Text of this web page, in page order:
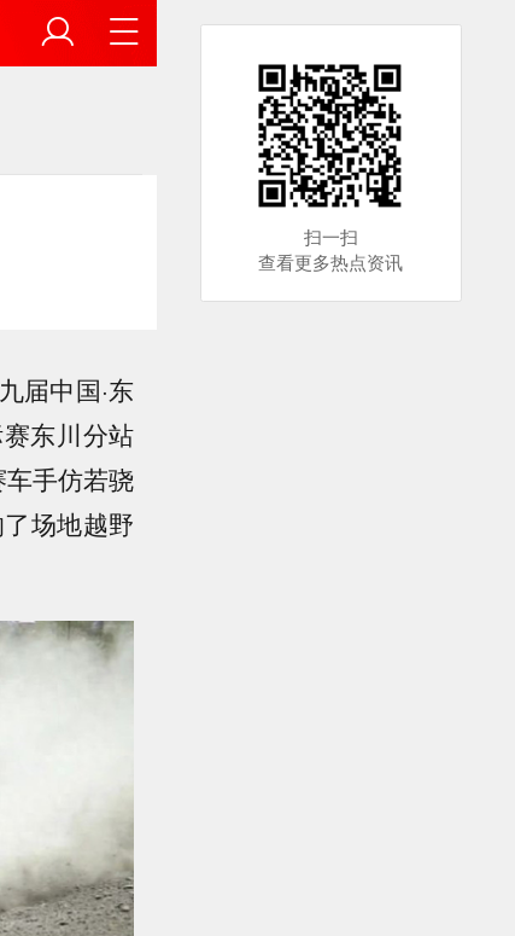
届中国·东
东川分站
手仿若骁
场地越野
扫一扫
查看更多热点资讯